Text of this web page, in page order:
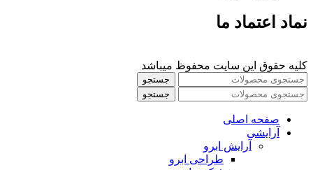
نماد اعتماد ما
کلیه حقوق این سایت محفوظ میباشد
جستجو
جستجو
صفحه اصلی
آرایشی
آرايش ابرو
طراحی ابرو